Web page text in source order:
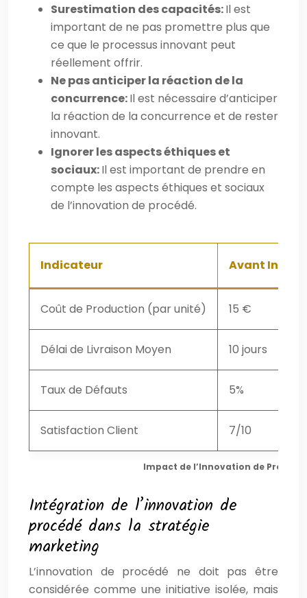
Surestimation des capacités:Il est
important de ne pas promettre plus que
ce que le processus innovant peut
réellement offrir.
Ne pas anticiper la réaction de la
concurrence:Il est nécessaire d’anticiper
la réaction de la concurrence et de rester
innovant.
Ignorer les aspects éthiques et
sociaux:Il est important de prendre en
compte les aspects éthiques et sociaux
de l’innovation de procédé.
Impact de l’Innovation de
Indicateur Avant
Coût de Production (par unité) 15 €
Délai de Livraison Moyen 10 jours
Taux de Défauts 5%
Satisfaction Client 7/10
Intégration de l’innovation de
procédé dans la stratégie
marketing
L’innovation de procédé ne doit pas être
considérée comme une initiative isolée, mais